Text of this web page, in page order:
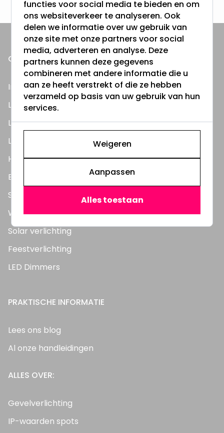
ONZE PRODUCTEN
Inbouwspots
LED Lampen
LED TL Buizen
LED Panelen
Highbay's / Ufo's
Bouwlampen
Straatlampen
Wandlampen
Solar verlichting
Feestverlichting
LED Dimmers
PRAKTISCHE INFORMATIE
Lees ons blog
Al onze handleidingen
ALLES OVER:
Gevelverlichting
IP-waarden spots
functies voor social media te bieden en om
ons websiteverkeer te analyseren. Ook
delen we informatie over uw gebruik van
onze site met onze partners voor social
media, adverteren en analyse. Deze
partners kunnen deze gegevens
combineren met andere informatie die u
aan ze heeft verstrekt of die ze hebben
verzameld op basis van uw gebruik van hun
services.
Weigeren
Aanpassen
Alles toestaan